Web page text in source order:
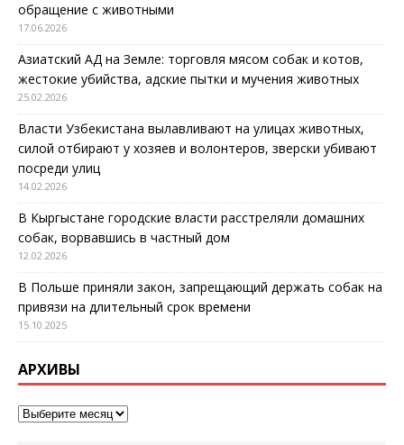
обращение с животными
17.06.2026
Азиатский АД на Земле: торговля мясом собак и котов,
жестокие убийства, адские пытки и мучения животных
25.02.2026
Власти Узбекистана вылавливают на улицах животных,
силой отбирают у хозяев и волонтеров, зверски убивают
посреди улиц
14.02.2026
В Кыргыстане городские власти расстреляли домашних
собак, ворвавшись в частный дом
12.02.2026
В Польше приняли закон, запрещающий держать собак на
привязи на длительный срок времени
15.10.2025
АРХИВЫ